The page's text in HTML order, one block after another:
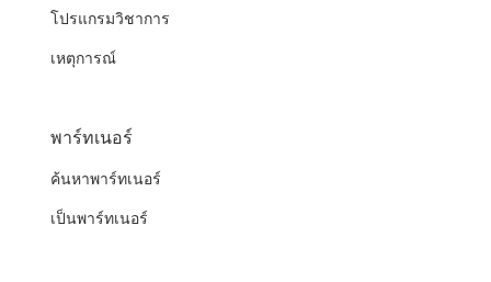
โปรแกรมวิชาการ
เหตุการณ์
พาร์ทเนอร์
ค้นหาพาร์ทเนอร์
เป็นพาร์ทเนอร์